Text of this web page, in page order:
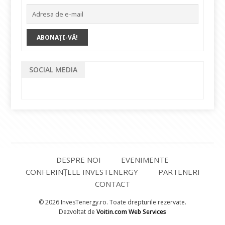
SOCIAL MEDIA
DESPRE NOI
EVENIMENTE
CONFERINȚELE INVESTENERGY
PARTENERI
CONTACT
© 2026 InvesTenergy.ro. Toate drepturile rezervate.
Dezvoltat de Voitin.com Web Services